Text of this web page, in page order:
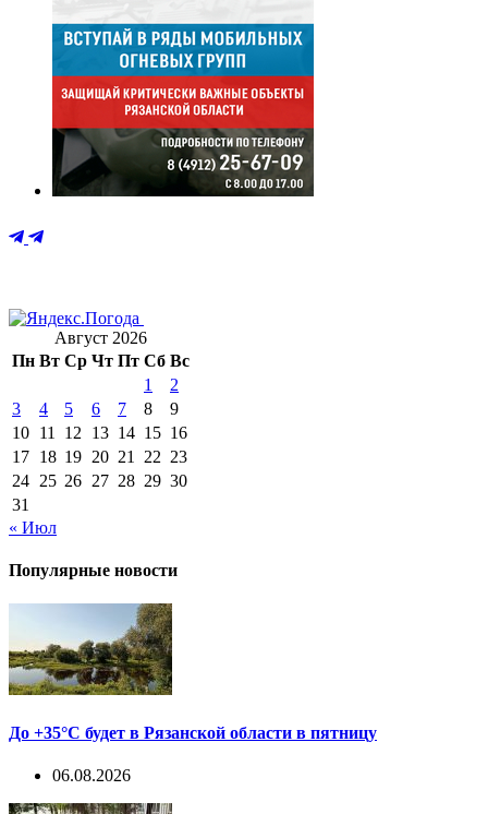
Август 2026
Пн Вт Ср Чт Пт Сб Вс
1
2
3
4 5 6 7 8
9
10 11 12 13 14 15 16
17 18 19 20 21 22 23
24 25 26 27 28 29 30
31
« Июл
Популярные новости
До +35°С будет в Рязанской области в пятницу
06.08.2026